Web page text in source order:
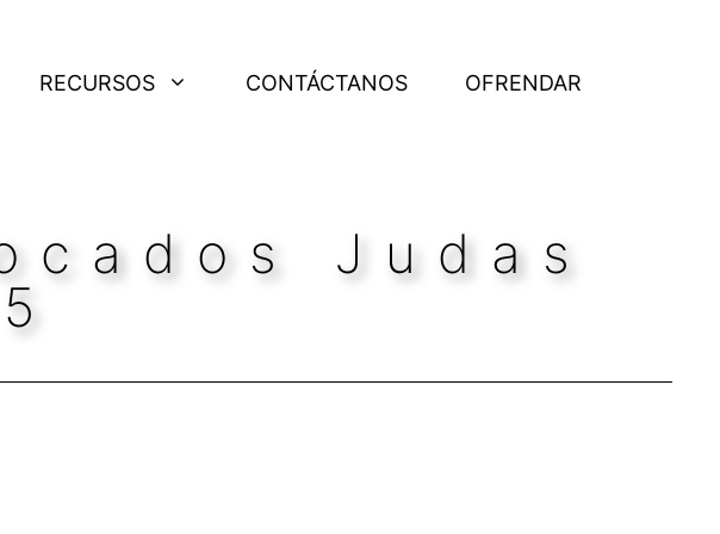
RECURSOS CONTÁCTANOS OFRENDAR
Judas